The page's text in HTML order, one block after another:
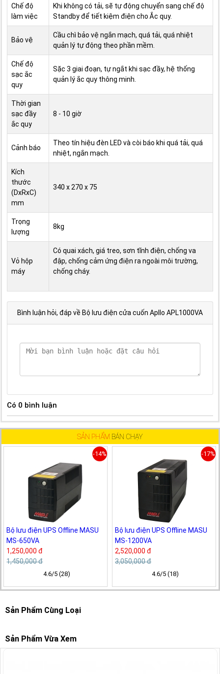
Chế độ
làm việc
Khi không có tải, sẽ tự động chuyển sang chế độ
Standby để tiết kiệm điện cho Ắc quy.
Bảo vệ
Cầu chì bảo vệ ngắn mạch, quá tải, quá nhiệt
quản lý tự động theo phần mềm.
Chế độ
sạc ắc
quy
Sặc 3 giai đoạn, tự ngắt khi sạc đầy, hệ thống
quản lý ắc quy thông minh.
Thời gian
sạc đầy
ắc quy
8 - 10 giờ
Cảnh báo
Theo tín hiệu đèn LED và còi báo khi quá tải, quá
nhiệt, ngắn mạch.
Kích
thước
(DxRxC)
mm
340 x 270 x 75
Trọng
lượng
8kg
Vỏ hộp
máy
Có quai xách, giá treo, sơn tĩnh điện, chống va
đập, chống cảm ứng điện ra ngoài môi trường,
chống cháy.
Bình luận hỏi, đáp về Bộ lưu điện cửa cuốn Apllo APL1000VA
Có 0 bình luận
SẢN PHẨM BÁN CHẠY
-14%
Bộ lưu điện UPS Offline MASU
MS-650VA
1,250,000 đ
1,450,000 đ
4.6/5 (28)
-17%
Bộ lưu điện UPS Offline MASU
MS-1200VA
2,520,000 đ
3,050,000 đ
4.6/5 (18)
Sản Phẩm Cùng Loại
Sản Phẩm Vừa Xem